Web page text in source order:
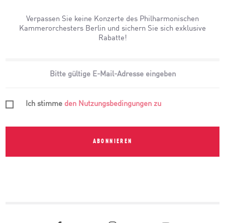
Verpassen Sie keine Konzerte des Philharmonischen
Kammerorchesters Berlin und sichern Sie sich exklusive
Rabatte!
Ich stimme den Nutzungsbedingungen zu
ABONNIEREN